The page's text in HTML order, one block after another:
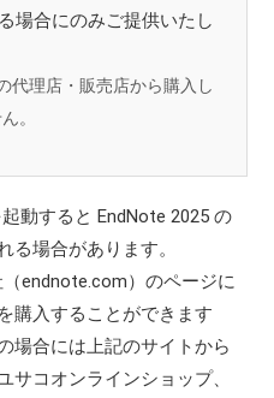
場合にのみご提供いたし
代理店・販売店から購入し
。
動すると EndNote 2025 の
る場合があります。
endnote.com）のページに
購入することができます
場合には上記のサイトから
サコオンラインショップ、